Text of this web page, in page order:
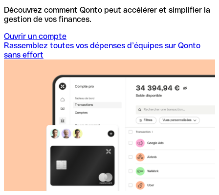
Découvrez comment Qonto peut accélérer et simplifier la
gestion de vos finances.
Ouvrir un compte
Rassemblez toutes vos dépenses d’équipes sur Qonto
sans effort